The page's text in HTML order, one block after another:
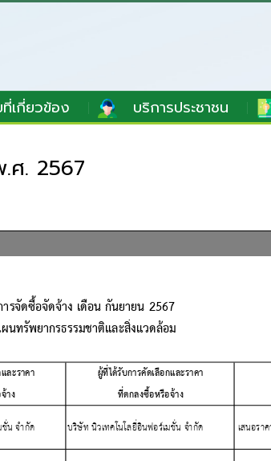
เกี่ยวข้อง บริการประชาชน
ศ. 2567